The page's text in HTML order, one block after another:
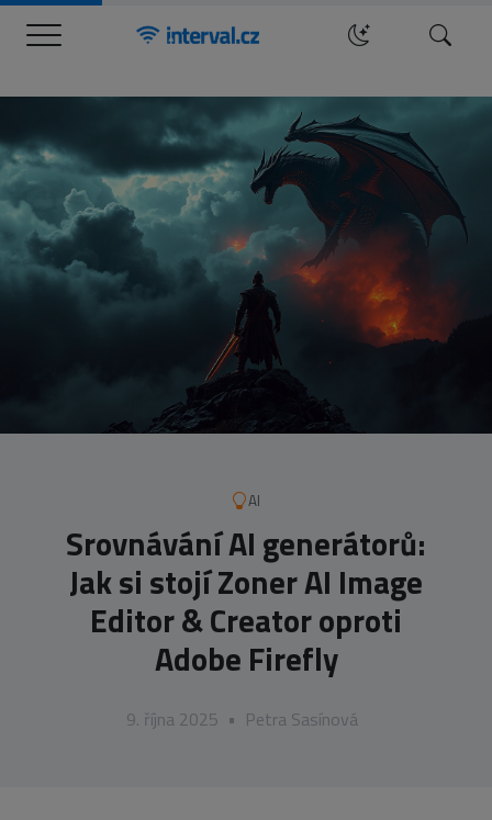
Menu Hledat
AI
Srovnávání AI generátorů:
Jak si stojí Zoner AI Image
Editor & Creator oproti
Adobe Firefly
9. října 2025 • Petra Sasínová